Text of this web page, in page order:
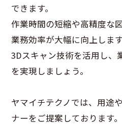
できます。
作業時間の短縮や高精度な
業務効率が大幅に向上します
3Dスキャン技術を活用し、
を実現しましょう。
ヤマイチテクノでは、用途
ナーをご提案しております。